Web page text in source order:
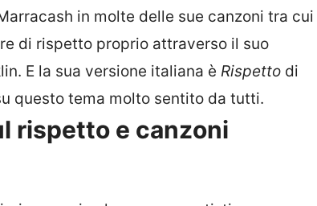
in molte delle sue canzoni tra cui
di rispetto proprio attraverso il suo
E la sua versione italiana è Rispetto di
questo tema molto sentito da tutti.
rispetto e canzoni